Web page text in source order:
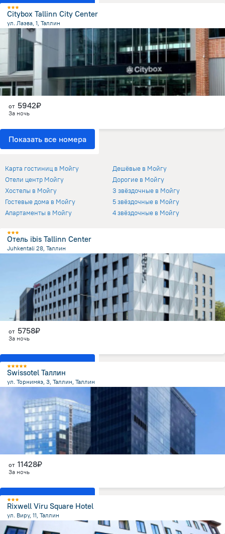
Показать все номера
Citybox Tallinn City Center
ул. Лаэва, 1, Таллин
787.5 мот центра
от 5942₽
За ночь
Показать все номера
Отели в Мойгу
Карта гостиниц в Мойгу
Отели центр Мойгу
Хостелы в Мойгу
Гостевые дома в Мойгу
Апартаменты в Мойгу
Дешёвые в Мойгу
Дорогие в Мойгу
3 звёздочные в Мойгу
5 звёздочные в Мойгу
4 звёздочные в Мойгу
Отель ibis Tallinn Center
Juhkentali 28, Таллин
от 5758₽
За ночь
Показать все номера
Swissotel Таллин
ул. Торнимяэ, 3, Таллин, Таллин
от 11428₽
За ночь
Показать все номера
Rixwell Viru Square Hotel
ул. Виру, 11, Таллин
от центра